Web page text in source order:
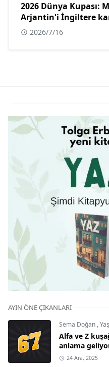
2026 Dünya Kupası:
Arjantin'i İngiltere
2026/7/16
AYIN ÖNE ÇIKANLARI
Sema Doğan ,
Alfa ve Z
anlama
24 Ara, 2025